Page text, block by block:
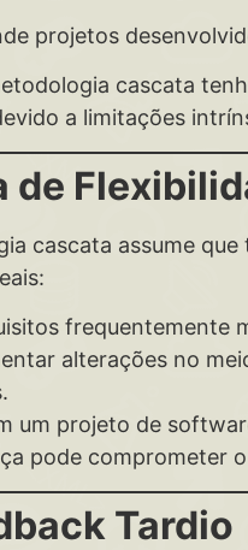
projetos
cascata
a limitações
de
cascata assume
frequentemente
alterações no
um projeto de
pode comprometer
Tardio